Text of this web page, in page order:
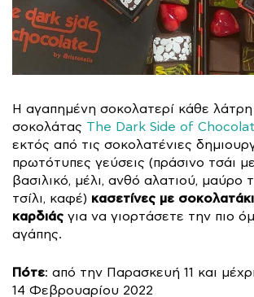
Η αγαπημένη σοκολατερί κάθε
σοκολάτας The Dark Side of
εκτός από τις σοκολατένιες
πρωτότυπες γεύσεις (πράσινο τσάι με
βασιλικό, μέλι, ανθό αλατιού, μαύρο
τσίλι, καφέ) κασετίνες με
καρδιάς για να γιορτάσετε την πιο
αγάπης.
Πότε: από την Παρασκευή 11 και
14 Φεβρουαρίου 2022